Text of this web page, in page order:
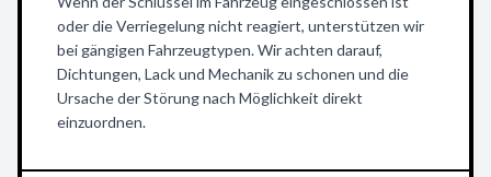
oder die Verriegelung nicht reagiert, unterstützen wir
bei gängigen Fahrzeugtypen. Wir achten darauf,
Dichtungen, Lack und Mechanik zu schonen und die
Ursache der Störung nach Möglichkeit direkt
einzuordnen.